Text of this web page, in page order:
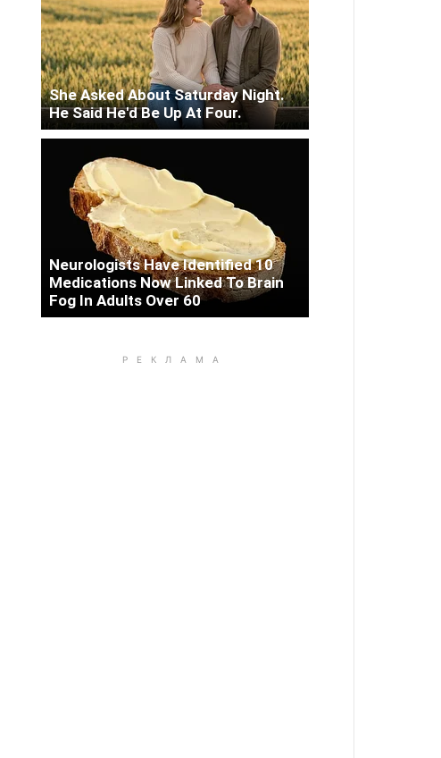
She Asked About Saturday Night.
He Said He'd Be Up At Four.
Neurologists Have Identified 10
Medications Now Linked To Brain
Fog In Adults Over 60